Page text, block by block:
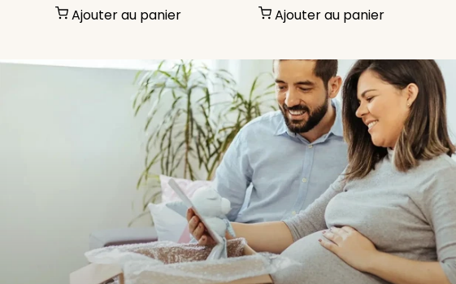
Ajouter au panier Ajouter au panier